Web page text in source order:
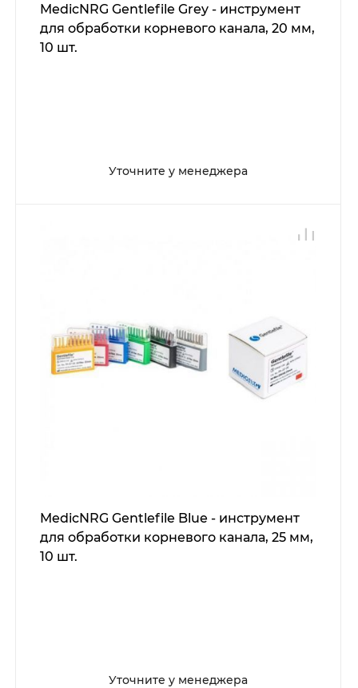
MedicNRG Gentlefile Grey - инструмент
для обработки корневого канала, 20 мм,
10 шт.
Уточните у менеджера
MedicNRG Gentlefile Blue - инструмент
для обработки корневого канала, 25 мм,
10 шт.
Уточните у менеджера